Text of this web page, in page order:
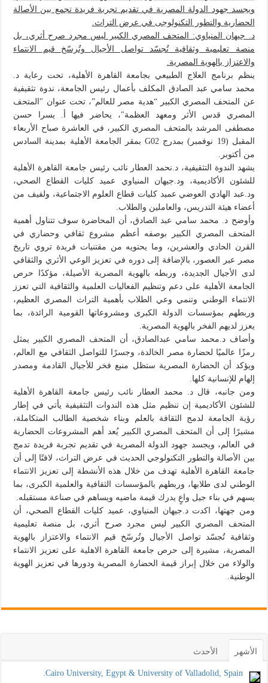
ويجسد جهود الدولة المصرية في تقديم تجربة فريدة تجمع بين الأصالة
الحضارية والتطور التكنولوجى في عرض التراث.
د. جيهان المنياوي: المتحف المصري الكبير ليس مجرد صرح أثري، بل
منصة تعليمية وثقافية تُجسّد تواصل الأجيال وتُرسّخ قيم الانتماء
والاعتزاز بالهوية المصرية.
ينظم برنامج العلاج الطبيعي بجامعة القاهرة الأهلية، تحت رعاية د.
محمد سامي عبد الصادق المكلف بأعمال رئيس الجامعة، ندوة تثقيفية
عن المتحف المصري الكبير “هدية مصر للعالم”، تحت عنوان "المتحف
المصري قدس الأثر ومعهد العظمة"، يحاضر فيها أ. يسرا حسن
مصطفى المرشد بالمتحف المصري الكبير، في العاشرة صباح الأربعاء
المقبل (19 نوفمبر) بمدرج G02 بمقر الجامعة الأهلية بمدينة السادس
من أكتوبر.
يشهد الندوة التثقيفية، د.نحمد العطار نائب رئيس جامعة القاهرة الأهلية
للشئون الأكاديمية، ود.جيهان المنياوي عميد كليات القطاع الصحي،
ود.عبد الهادي العوضي عميد كليات قطاع العلوم الاجتماعية، ولفيف من
أعضاء هيئة التدريس، والعاملين والطلاب.
وأوضح د. محمد سامي عبد الصادق، أن المحاضرة سوف تتناول أهمية
المتحف المصري الكبير بوصفه أعظم مشروع ثقافي وحضاري في
القرن الحادي والعشرين، وما يحتويه من مقتنيات فريدة تروي تاريخ
مصر عبر العصور، بالإضافة إلى دوره في تعزيز الوعي الأثري والثقافي
لدى الأجيال الجديدة، وربطه بالهوية المصرية الأصيلة، مؤكدًا حرص
الجامعة الأهلية على دعم وتنظيم الفعاليات العلمية والثقافية التي تعزز
الانتماء الوطني وتنمي وعي الطلاب بأهمية التراث المصري العظيم،
وربطهم بمؤسسات الدولة الكبرى ومشروعاتها القومية الرائدة، بما
يعزز لديهم الفخر بالهوية المصرية.
وأضاف د.محمد سامي عبدالصادق، أن المتحف المصري الكبير يمثل
رمزًا عالميًا لحضارة مصر الخالدة، وجسرًا للتواصل الثقافي مع العالم،
ويؤكد أن الحضارة المصرية ستظل منبع فخر للأجيال القادمة ومصدر
إلهام للإنسانية كلها.
ومن جانبه، قال د. محمد العطار نائب رئيس جامعة القاهرة الأهلية
للشئون الأكاديمية إن تنظيم مثل هذه الندوات التثقيفية يأتي في إطار
رؤية الجامعة لدمج الثقافة بالعلم وبناء شخصية الطالب المتكاملة،
مشيرًا إلى أن المتحف المصري الكبير يُعد أهم المشروعات الحضارية
في العالم، ويجسد جهود الدولة المصرية في تقديم تجربة فريدة تدمج
بين الأصالة والتطور التكنولوجي الحديث في عرض التراث، لافتًا إلى أن
جامعة القاهرة الأهلية تهدف من خلال هذه الأنشطة إلى تعزيز الانتماء
الوطني لدى طلابها، وربطهم بالمؤسسات الثقافية والعلمية الكبرى، بما
يسهم في بناء جيل واعٍ يدرك قيمة ماضيه ويساهم في صناعة مستقبله.
ومن جهتها، اكدت د.جيهان المنياوي، عميد كليات القطاع الصحي، أن
المتحف المصري الكبير ليس مجرد صرح أثري، بل منصة تعليمية
وثقافية تُجسّد تواصل الأجيال وتُرسّخ قيم الانتماء والاعتزاز بالهوية
المصرية، مشيرة إلى حرص جامعة القاهرة الاهلية على تعزيز الانتماء
والولاء من خلال إبراز قيمة الحضارة المصرية ودورها في تعزيز الهوية
الوطنية.
الأشهر الأحدث
Cairo University, Egypt & University of Valladolid, Spain.